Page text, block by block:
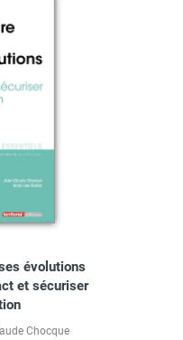
évolutions
et sécuriser
Chocque